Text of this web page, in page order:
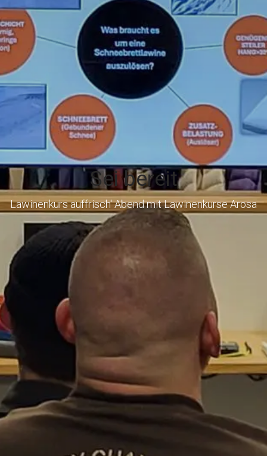
Sei bereit
Lawinenkurs auffrisch' Abend mit Lawinenkurse Arosa